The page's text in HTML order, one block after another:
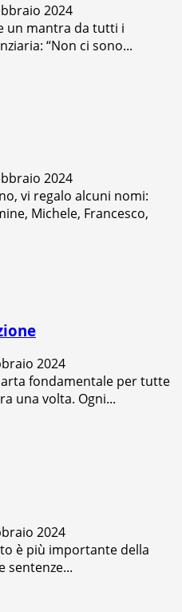
2024
un mantra da tutti i
“Non ci sono...
2024
vi regalo alcuni nomi:
Michele, Francesco,
2024
fondamentale per tutte
una volta. Ogni...
2024
è più importante della
sentenze...